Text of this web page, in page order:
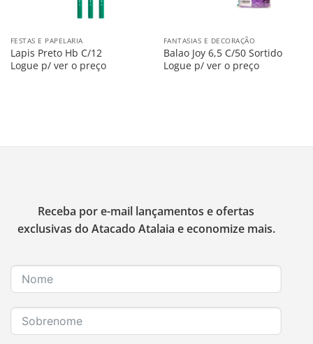
FESTAS E PAPELARIA
Lapis Preto Hb C/12
Logue p/ ver o preço
FANTASIAS E DECORAÇÃO
Balao Joy 6,5 C/50 Sortido
Logue p/ ver o preço
Receba por e-mail lançamentos e ofertas
exclusivas do Atacado Atalaia e economize mais.